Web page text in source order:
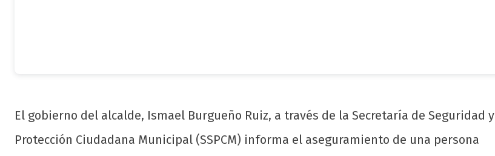
El gobierno del alcalde, Ismael Burgueño Ruiz, a través de la Secretaría de Seguridad y
Protección Ciudadana Municipal (SSPCM) informa el aseguramiento de una persona